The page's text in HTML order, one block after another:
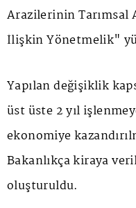
Arazilerinin Tarımsal
İlişkin Yönetmelik"
Yapılan değişiklik
üst üste 2 yıl
ekonomiye
Bakanlıkça kiraya
oluşturuldu.